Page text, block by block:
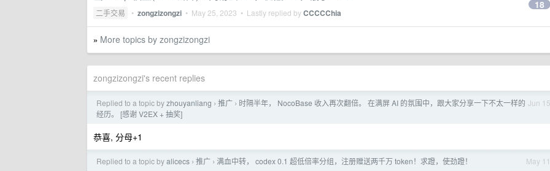
二手交易 • zongzizongzi • May 25, 2023 • Lastly replied byCCCCChia
18
» More topics by zongzizongzi
zongzizongzi's recent replies
Jun 15
Replied to a topic byzhouyanliang › 推广 › 时隔半年， NocoBase 收入再次翻倍。 在满屏 AI 的氛围中，跟大家分享一下不太一样的
经历。 [感谢 V2EX + 抽奖]
恭喜, 分母+1
May 11
Replied to a topic byalicecs › 推广 › 满血中转， codex 0.1 超低倍率分组，注册赠送两千万 token！求蹬，使劲蹬！